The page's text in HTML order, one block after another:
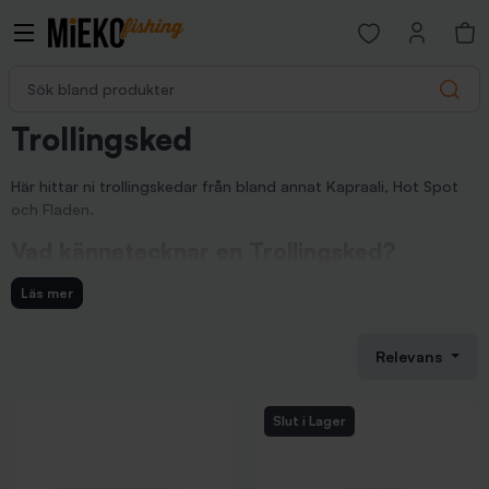
Search
Open favorites
Trollingsked
Här hittar ni trollingskedar från bland annat Kapraali, Hot Spot
och Fladen.
En trollingsked är egentligen ett skeddrag. Den största
skillnaden är att man inte kastar med trollingskedar. De behöver
stället ofta tunna för att få en livlig gång i vattnet även vid låga
Trollingskedar finns i många olika modeller men de påminner ofta
Läs mer
Relevans
Slut i Lager